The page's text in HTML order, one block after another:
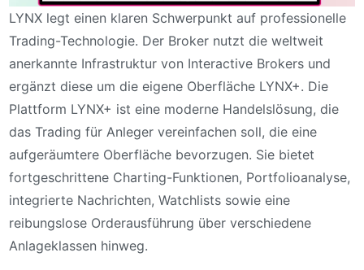
LYNX legt einen klaren Schwerpunkt auf professionelle
Trading-Technologie. Der Broker nutzt die weltweit
anerkannte Infrastruktur von Interactive Brokers und
ergänzt diese um die eigene Oberfläche LYNX+. Die
Plattform LYNX+ ist eine moderne Handelslösung, die
das Trading für Anleger vereinfachen soll, die eine
aufgeräumtere Oberfläche bevorzugen. Sie bietet
fortgeschrittene Charting-Funktionen, Portfolioanalyse,
integrierte Nachrichten, Watchlists sowie eine
reibungslose Orderausführung über verschiedene
Anlageklassen hinweg.